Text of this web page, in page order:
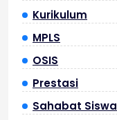
Kurikulum
MPLS
OSIS
Prestasi
Sahabat Siswa